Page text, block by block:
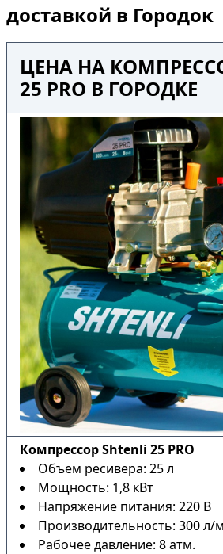
доставкой в Городок
ЦЕНА НА
25 PRO В ГОРОДКЕ
Компрессор Shtenli 25 PRO
Объем ресивера: 25 л
Мощность: 1,8 кВт
Напряжение питания: 220 В
Производительность: 300 л/
Рабочее давление: 8 атм.